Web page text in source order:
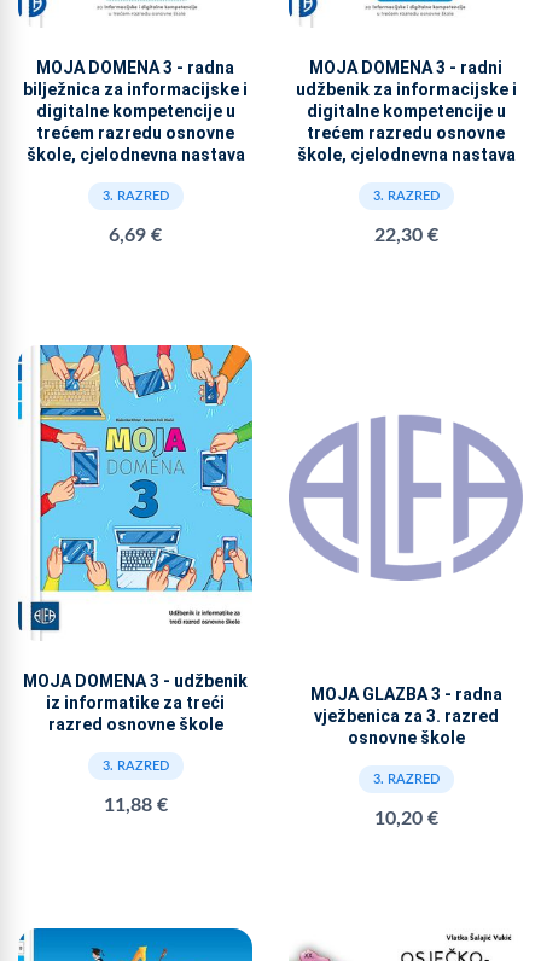
MOJA DOMENA 3 - radna
bilježnica za informacijske i
digitalne kompetencije u
trećem razredu osnovne
škole, cjelodnevna nastava
3. RAZRED
6,69 €
MOJA DOMENA 3 - radni
udžbenik za informacijske i
digitalne kompetencije u
trećem razredu osnovne
škole, cjelodnevna nastava
3. RAZRED
22,30 €
MOJA DOMENA 3 - udžbenik
iz informatike za treći
razred osnovne škole
3. RAZRED
11,88 €
MOJA GLAZBA 3 - radna
vježbenica za 3. razred
osnovne škole
3. RAZRED
10,20 €